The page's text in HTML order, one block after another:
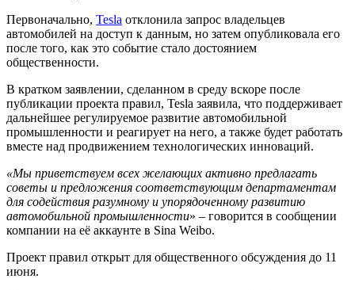
Первоначально, Tesla отклонила запрос владельцев
автомобилей на доступ к данным, но затем опубликовала его
после того, как это событие стало достоянием
общественности.
В кратком заявлении, сделанном в среду вскоре после
публикации проекта правил, Tesla заявила, что поддерживает
дальнейшее регулируемое развитие автомобильной
промышленности и реагирует на него, а также будет работать
вместе над продвижением технологических инноваций.
«Мы приветствуем всех желающих активно предлагать
советы и предложения соответствующим департаментам
для содействия разумному и упорядоченному развитию
автомобильной промышленности» – говорится в сообщении
компании на её аккаунте в Sina Weibo.
Проект правил открыт для общественного обсуждения до 11
июня.